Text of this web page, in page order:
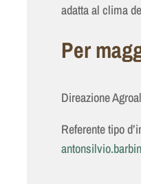
adatta al clima
Per
Direazione
Referente tipo